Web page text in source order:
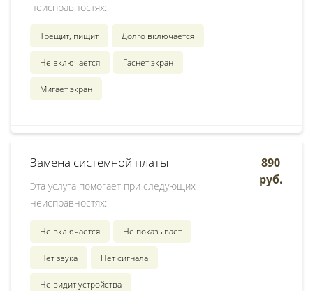
неисправностях:
Трещит, пищит Долго включается
Не включается Гаснет экран
Мигает экран
Замена системной платы
Эта услуга помогает при следующих
неисправностях:
Не включается Не показывает
Нет звука Нет сигнала
Не видит устройства
890
руб.